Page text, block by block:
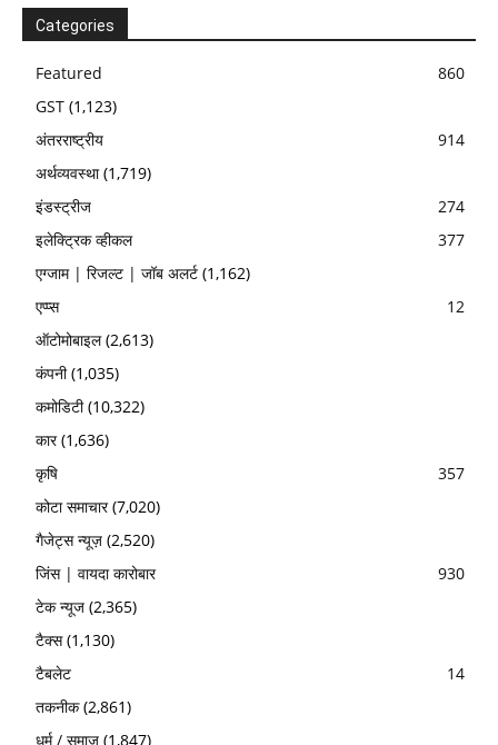
Categories
Featured
860
GST (1,123)
अंतरराष्ट्रीय
914
अर्थव्यवस्था(1,719)
इंडस्ट्रीज
274
इलेक्ट्रिक व्हीकल
377
एग्जाम | रिजल्ट | जॉब अलर्ट (1,162)
एप्प्स
12
ऑटोमोबाइल(2,613)
कंपनी(1,035)
कमोडिटी(10,322)
कार(1,636)
कृषि
357
कोटा समाचार(7,020)
गैजेट्स न्यूज़ (2,520)
जिंस | वायदा कारोबार
930
टेक न्यूज (2,365)
टैक्स(1,130)
टैबलेट
14
तकनीक(2,861)
धर्म / समाज (1,847)